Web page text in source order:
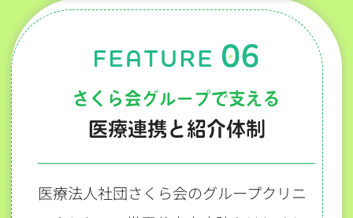
さくら会グループで支える
医療連携と紹介体制
医療法人社団さくら会のグループクリニ